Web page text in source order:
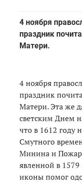
4 ноября
праздник
Матери.
4 ноября
праздник
Матери. Эта же
светским Днем
что в 1612 году
Смутного
Минина и
явленной в 1579
иконы помог